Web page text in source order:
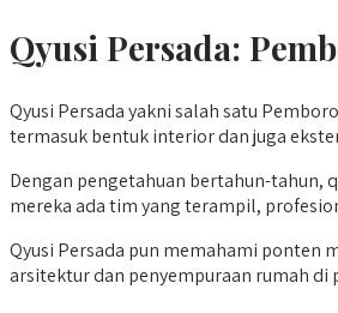
Qyusi Persada:
Qyusi Persada yakni salah satu
termasuk bentuk interior dan juga
Dengan pengetahuan bertahun-tahun,
mereka ada tim yang terampil,
Qyusi Persada pun memahami ponten
arsitektur dan penyempuraan rumah di